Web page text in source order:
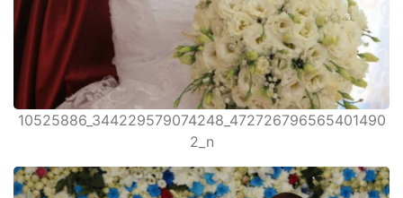
10525886_344229579074248_472726796565401490
2_n